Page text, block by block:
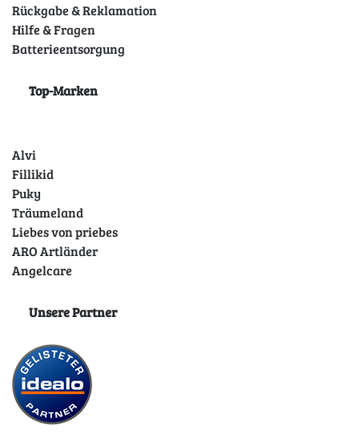
Rückgabe & Reklamation
Hilfe & Fragen
Batterieentsorgung
Top-Marken
Alvi
Fillikid
Puky
Träumeland
Liebes von priebes
ARO Artländer
Angelcare
Unsere Partner